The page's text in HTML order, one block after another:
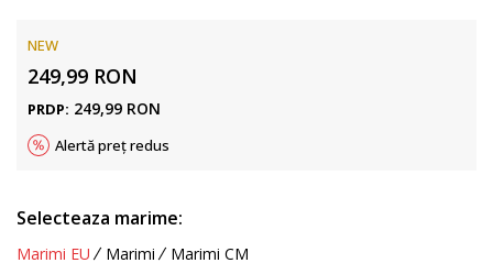
NEW
249,99 RON
PRDP: 249,99 RON
Alertă preț redus
Selecteaza marime:
Marimi EU Marimi Marimi CM